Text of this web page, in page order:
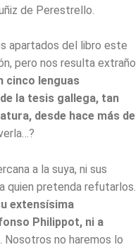
de Perestrello.
apartados del libro este
pero nos resulta extraño
cinco lenguas
la tesis gallega, tan
desde hace más de
a la suya, ni sus
quien pretenda refutarlos.
extensísima
Philippot, ni a
Nosotros no haremos lo